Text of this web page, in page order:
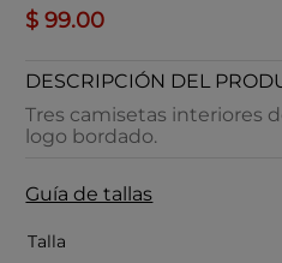
$ 99.00
DESCRIPCIÓN DEL
Tres camisetas interiores
logo bordado.
Guía de tallas
Talla